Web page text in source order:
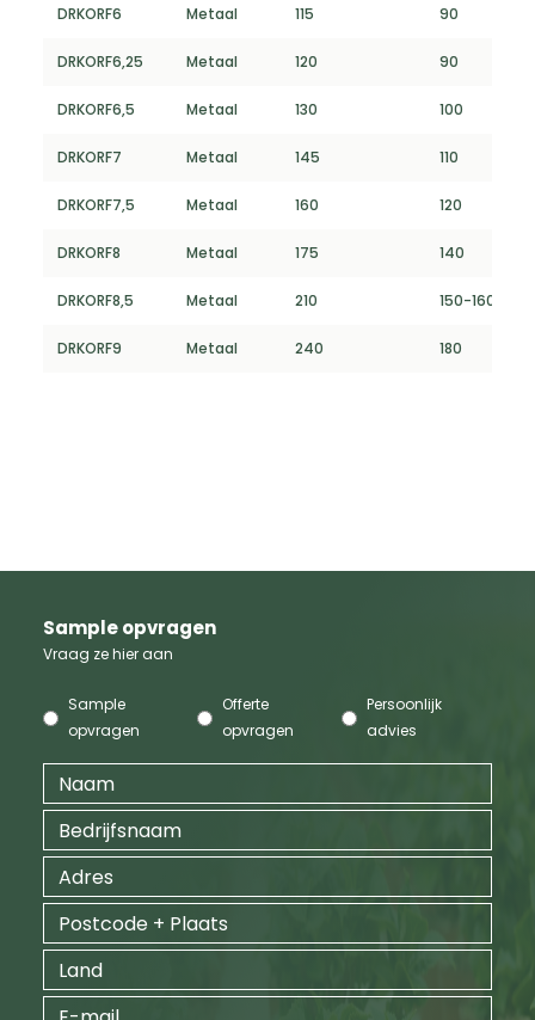
DRKORF6 Metaal 115 90
DRKORF6,25 Metaal 120 90
DRKORF6,5 Metaal 130 100
DRKORF7 Metaal 145 110
DRKORF7,5 Metaal 160 120
DRKORF8 Metaal 175 140
DRKORF8,5 Metaal 210 150-160
DRKORF9 Metaal 240 180
Sample opvragen
Vraag ze hier aan
Sample
opvragen
Offerte
opvragen
Persoonlijk
advies